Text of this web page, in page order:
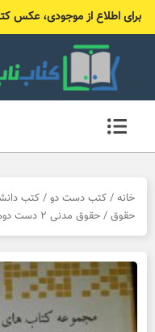
برای اطلاع از موجودی، عکس کتاب رو به ۰۹۱۹۹۸۱۴۷۹۶
خانه / کتب دست دو / کتب
حقوق / حقوق مدنی ۲ دست دوم